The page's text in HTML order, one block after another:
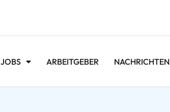
JOBS ARBEITGEBER NACHRICHTEN